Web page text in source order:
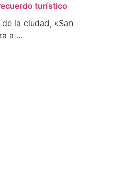
turístico
la ciudad, «San
a ...